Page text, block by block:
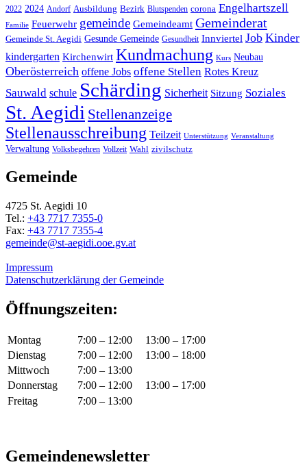
2022 2024 Andorf Ausbildung Bezirk Blutspenden corona Engelhartszell
Familie Feuerwehr gemeinde Gemeindeamt Gemeinderat
Gemeinde St. Aegidi Gesunde Gemeinde Gesundheit Innviertel Job Kinder
kindergarten Kirchenwirt Kundmachung Kurs Neubau
Oberösterreich offene Jobs offene Stellen Rotes Kreuz
Sauwald schule Schärding Sicherheit Sitzung Soziales
St. Aegidi Stellenanzeige
Stellenausschreibung Teilzeit Unterstützung Veranstaltung
Verwaltung Volksbegehren Vollzeit Wahl zivilschutz
Gemeinde
4725 St. Aegidi 10
Tel.: +43 7717 7355-0
Fax: +43 7717 7355-4
gemeinde@st-aegidi.ooe.gv.at
Impressum
Datenschutzerklärung der Gemeinde
Öffnungszeiten:
Montag 7:00 – 12:00
13:00 – 17:00
Dienstag
7:00 – 12:00
13:00 – 18:00
Mittwoch
7:00 – 13:00
Donnerstag
7:00 – 12:00
13:00 – 17:00
Freitag
7:00 – 13:00
Gemeindenewsletter